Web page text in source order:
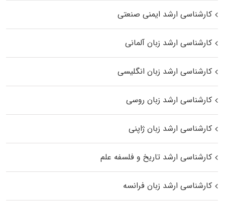
کارشناسی ارشد ایمنی صنعتی
کارشناسی ارشد زبان آلمانی
کارشناسی ارشد زبان انگلیسی
کارشناسی ارشد زبان روسی
کارشناسی ارشد زبان ژاپنی
کارشناسی ارشد تاریخ و فلسفه علم
کارشناسی ارشد زبان فرانسه